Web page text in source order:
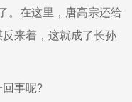
。在这里，唐高宗还给
来着，这就成了长孙
事呢?